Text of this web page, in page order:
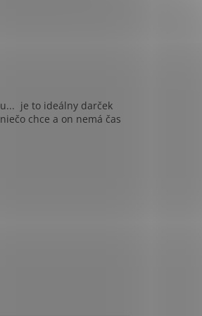
je to ideálny darček
chce a on nemá čas